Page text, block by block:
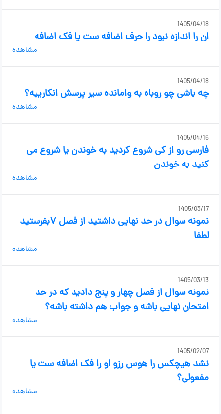
1405/04/18
ان را اندازه نبود را حرف اضافه ست یا فک اضافه
مشاهده
1405/04/18
چه باشی چو روباه به وامانده سیر پرسش انکارییه؟
مشاهده
1405/04/16
فارسی رو از کی شروع کردید به خوندن یا شروع می
کنید به خوندن
مشاهده
1405/03/17
نمونه سوال در حد نهایی داشتید از فصل ۷بفرستید
لطفا
مشاهده
1405/03/13
نمونه سوال از فصل چهار و پنج دادید که در حد
امتحان نهایی باشه و جواب هم داشته باشه؟
مشاهده
1405/02/07
نشد هیچکس را هوس رزو او را فک اضافه ست یا
مفعولی؟
مشاهده